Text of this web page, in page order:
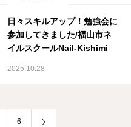
日々スキルアップ！勉強会に
参加してきました/福山市ネ
イルスクールNail-Kishimi
2025.10.28
6